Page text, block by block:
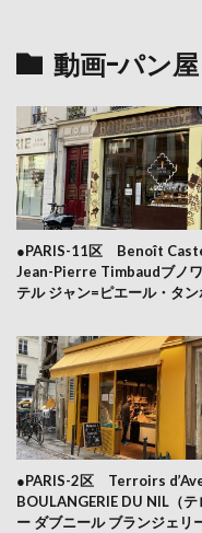
動画-パン
●PARIS-11区 Benoît
Jean-Pierre Timbaudブノ
テル ジャン=ピエール・タ
●PARIS-2区 Terroirs
BOULANGERIE DU NIL（テ
ー ダブニール ブランジェリ